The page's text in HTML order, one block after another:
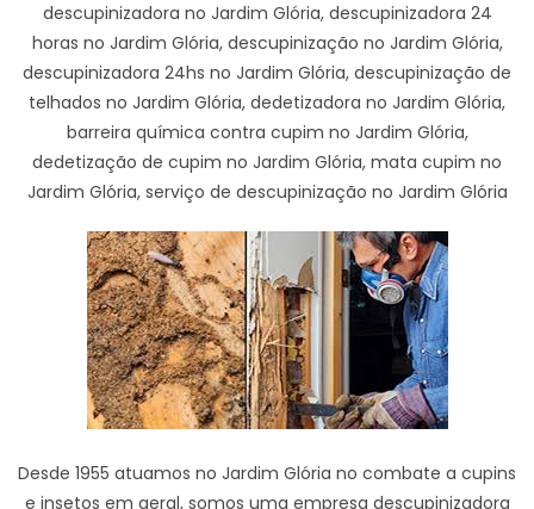
descupinizadora no Jardim Glória, descupinizadora 24
horas no Jardim Glória, descupinização no Jardim Glória,
descupinizadora 24hs no Jardim Glória, descupinização de
telhados no Jardim Glória, dedetizadora no Jardim Glória,
barreira química contra cupim no Jardim Glória,
dedetização de cupim no Jardim Glória, mata cupim no
Jardim Glória, serviço de descupinização no Jardim Glória
Desde 1955 atuamos no Jardim Glória no combate a cupins
e insetos em geral, somos uma empresa descupinizadora